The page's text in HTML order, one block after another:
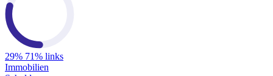
29% 71% links
Immobilien